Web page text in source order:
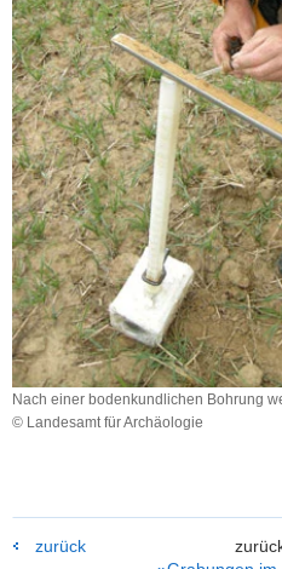
Nach einer bodenkundlichen Bohrung
© Landesamt für Archäologie
Bohrung
werden
Bodenproben
zurück